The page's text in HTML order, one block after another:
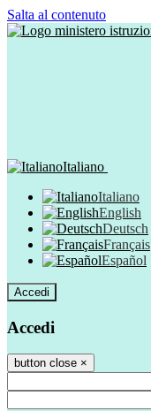
Salta al contenuto
Italiano
Italiano
English
Deutsch
Français
Español
Accedi
Accedi
button close ×